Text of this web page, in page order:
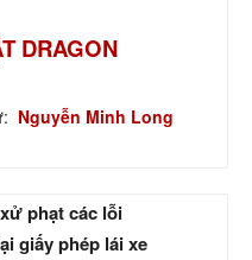
DRAGON
Nguyễn Minh Long
phạt các lỗi
giấy phép lái xe